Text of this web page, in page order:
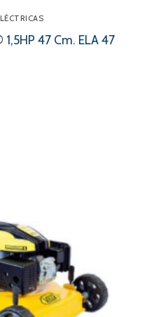
47 Cm. ELA 47